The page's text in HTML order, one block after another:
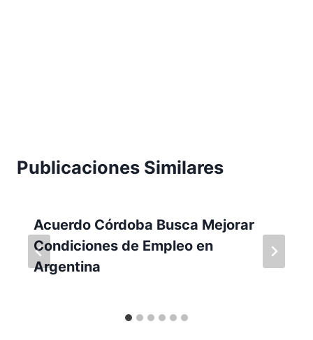
Publicaciones Similares
Acuerdo Córdoba Busca Mejorar
Condiciones de Empleo en
Argentina